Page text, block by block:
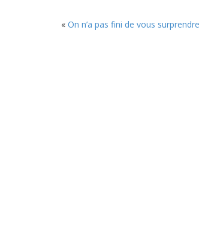
« On n’a pas fini de vous surprendre